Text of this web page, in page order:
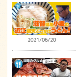
2021/06/20